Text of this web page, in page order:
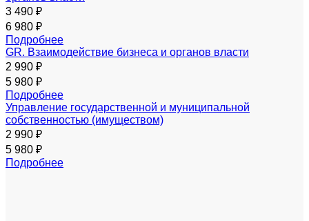
3 490 ₽
6 980 ₽
Подробнее
GR. Взаимодействие бизнеса и органов власти
2 990 ₽
5 980 ₽
Подробнее
Управление государственной и муниципальной
собственностью (имуществом)
2 990 ₽
5 980 ₽
Подробнее